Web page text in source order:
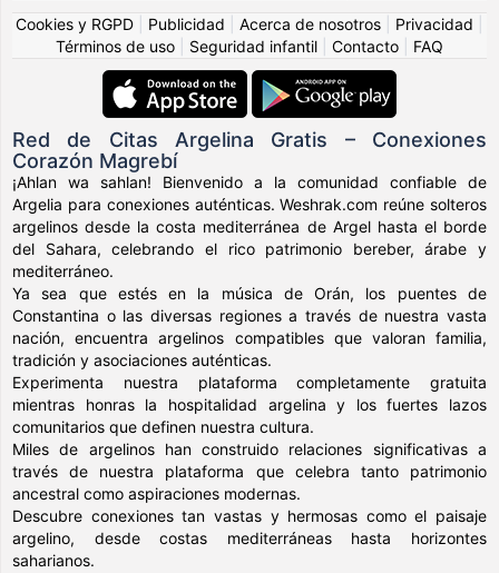
Cookies y RGPD
Publicidad Acerca de nosotros Privacidad
Términos de uso
Seguridad infantil Contacto FAQ
Red de Citas Argelina Gratis – Conexiones
Corazón Magrebí
¡Ahlan wa sahlan! Bienvenido a la comunidad confiable de
Argelia para conexiones auténticas. Weshrak.com reúne solteros
argelinos desde la costa mediterránea de Argel hasta el borde
del Sahara, celebrando el rico patrimonio bereber, árabe y
mediterráneo.
Ya sea que estés en la música de Orán, los puentes de
Constantina o las diversas regiones a través de nuestra vasta
nación, encuentra argelinos compatibles que valoran familia,
tradición y asociaciones auténticas.
Experimenta nuestra plataforma completamente gratuita
mientras honras la hospitalidad argelina y los fuertes lazos
comunitarios que definen nuestra cultura.
Miles de argelinos han construido relaciones significativas a
través de nuestra plataforma que celebra tanto patrimonio
ancestral como aspiraciones modernas.
Descubre conexiones tan vastas y hermosas como el paisaje
argelino, desde costas mediterráneas hasta horizontes
saharianos.